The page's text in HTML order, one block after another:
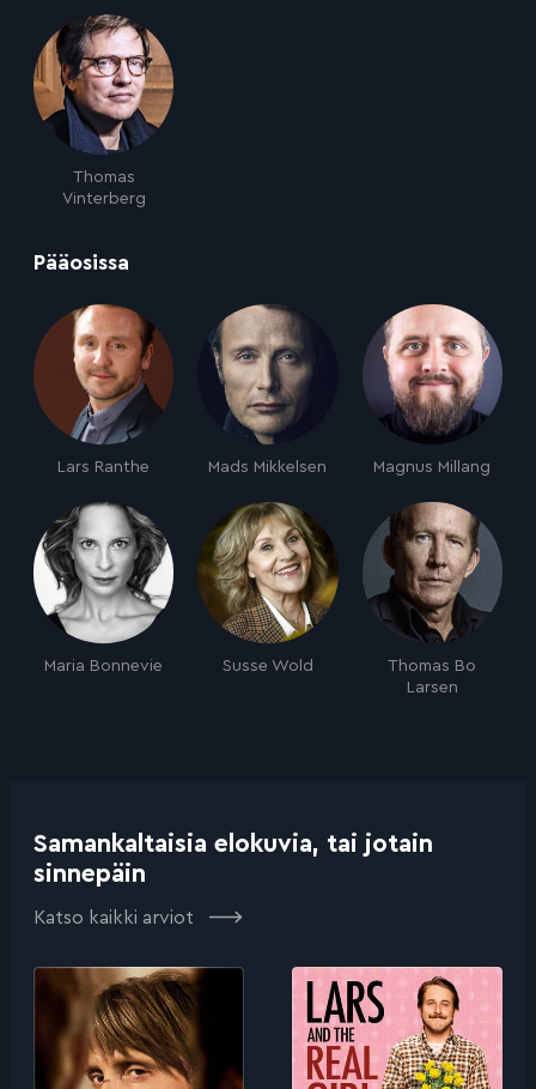
Thomas
Vinterberg
Pääosissa
Lars Ranthe Mads Mikkelsen Magnus Millang
Maria Bonnevie Susse Wold
Thomas Bo
Larsen
Samankaltaisia elokuvia, tai jotain
sinnepäin
Katso kaikki arviot